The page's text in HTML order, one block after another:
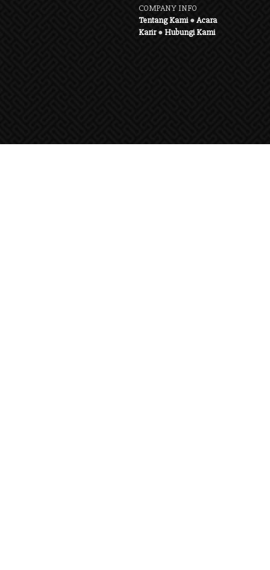
COMPANY INFO
Tentang Kami●Acara
Karir●Hubungi Kami